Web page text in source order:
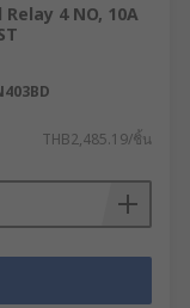
4 NO, 10A
THB2,485.19/ชิ้น